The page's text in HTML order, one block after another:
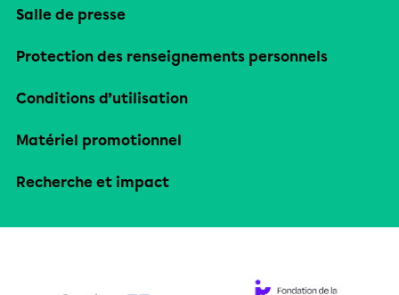
Salle de presse
Protection des renseignements personnels
Conditions d’utilisation
Matériel promotionnel
Recherche et impact